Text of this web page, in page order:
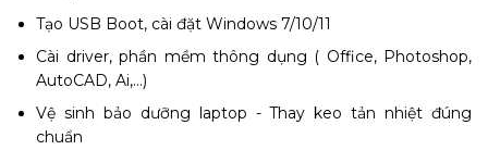
Tạo USB Boot, cài đặt Windows 7/10/11
Cài driver, phần mềm thông dụng ( Office, Photoshop,
AutoCAD, Ai,...)
Vệ sinh bảo dưỡng laptop - Thay keo tản nhiệt đúng
chuẩn